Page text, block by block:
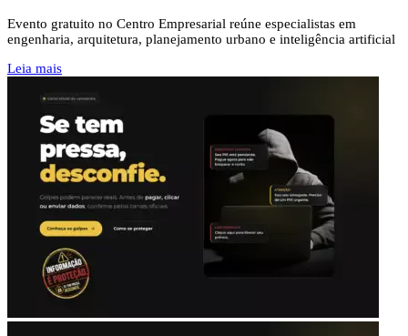
Evento gratuito no Centro Empresarial reúne especialistas em
engenharia, arquitetura, planejamento urbano e inteligência artificial
Leia mais